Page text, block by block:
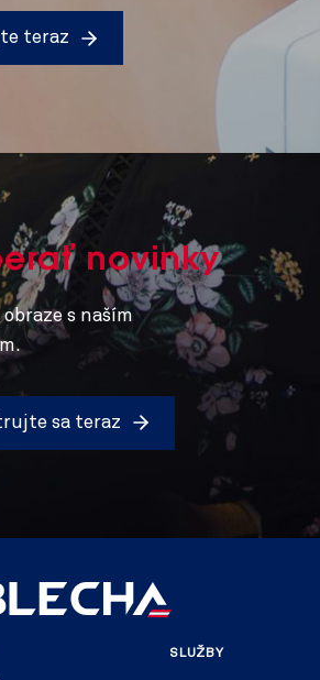
teraz
novinky
s naším
sa teraz
SLUŽBY